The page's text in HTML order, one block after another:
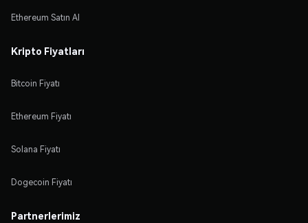
Ethereum Satın Al
Kripto Fiyatları
Bitcoin Fiyatı
Ethereum Fiyatı
Solana Fiyatı
Dogecoin Fiyatı
Partnerlerimiz